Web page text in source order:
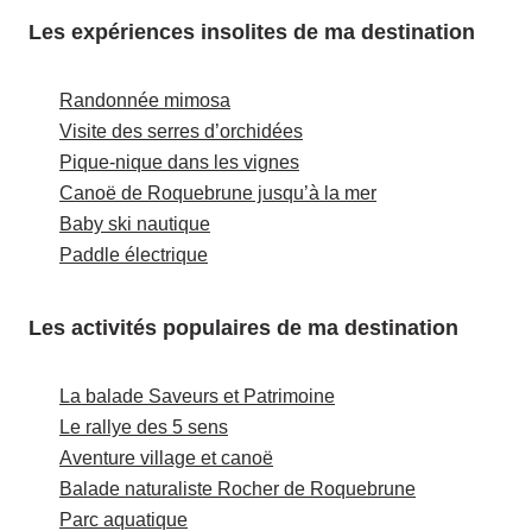
Les expériences insolites de ma destination
Randonnée mimosa
Visite des serres d’orchidées
Pique-nique dans les vignes
Canoë de Roquebrune jusqu’à la mer
Baby ski nautique
Paddle électrique
Les activités populaires de ma destination
La balade Saveurs et Patrimoine
Le rallye des 5 sens
Aventure village et canoë
Balade naturaliste Rocher de Roquebrune
Parc aquatique